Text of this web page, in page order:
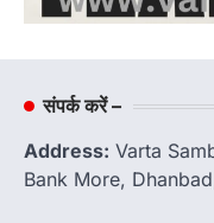
संपर्क करें –
Address: Varta
Bank More,